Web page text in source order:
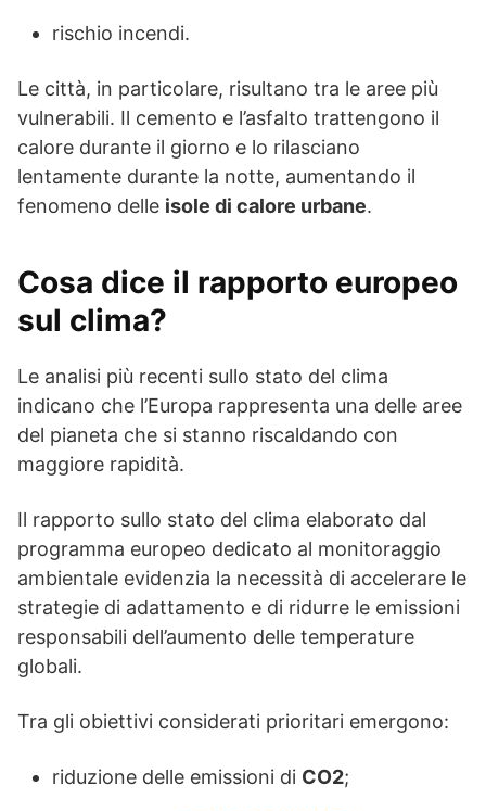
rischio incendi.
Le città, in particolare, risultano tra le aree più
vulnerabili. Il cemento e l’asfalto trattengono il
calore durante il giorno e lo rilasciano
lentamente durante la notte, aumentando il
fenomeno delle isole di calore urbane.
Cosa dice il rapporto europeo
sul clima?
Le analisi più recenti sullo stato del clima
indicano che l’Europa rappresenta una delle aree
del pianeta che si stanno riscaldando con
maggiore rapidità.
Il rapporto sullo stato del clima elaborato dal
programma europeo dedicato al monitoraggio
ambientale evidenzia la necessità di accelerare le
strategie di adattamento e di ridurre le emissioni
responsabili dell’aumento delle temperature
globali.
Tra gli obiettivi considerati prioritari emergono:
riduzione delle emissioni di CO2;